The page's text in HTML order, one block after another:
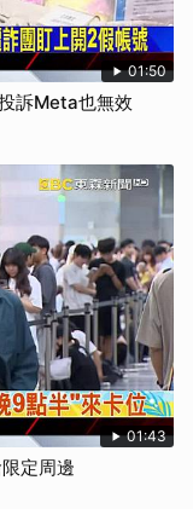
01:50
訴Meta也無效
01:43
定周邊